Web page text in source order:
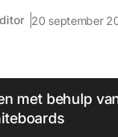
20 september
met behulp